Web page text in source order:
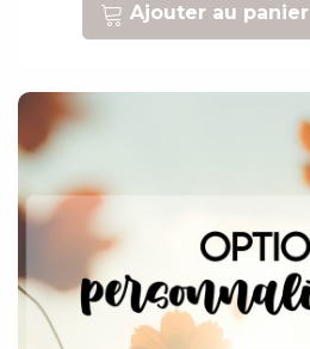
Ajouter au panier